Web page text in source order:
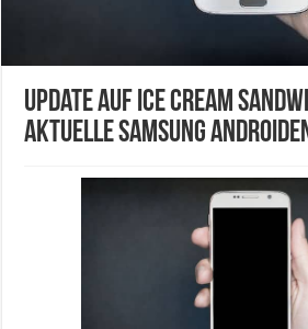
Update auf Ice Cream
aktuelle Samsung